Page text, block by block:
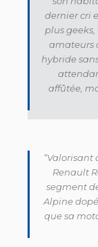
dernier cri
plus
amateurs
hybride
affûtée,
“Valorisant
Renault
segment
Alpine
que sa